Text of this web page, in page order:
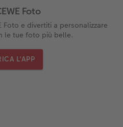
Foto
Foto e divertiti a personalizzare
le tue foto più belle.
L'APP